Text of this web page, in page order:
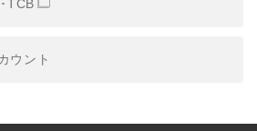
扱いの全部または一部を外部の業
とがあります。取得情報の取り扱
TCB
ウント